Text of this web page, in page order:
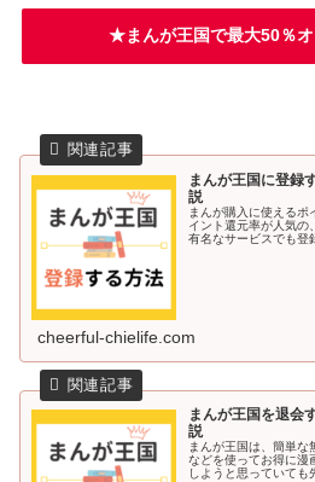
★まんが王国で最大50％オ
まんが王国に登録
説
まんが購入に使えるポ
イント還元率が人気の
有名なサービスでも登
cheerful-chielife.com
まんが王国を退会
説
まんが王国は、簡単な
などを使ってお得に漫
しようと思っていても